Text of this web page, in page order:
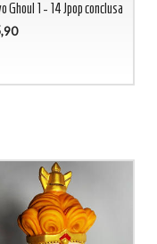
Ghoul 1 - 14 Jpop conclusa
,90